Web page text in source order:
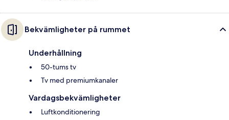
Bekvämligheter på rummet
Underhållning
50-tums tv
Tv med premiumkanaler
Vardagsbekvämligheter
Luftkonditionering